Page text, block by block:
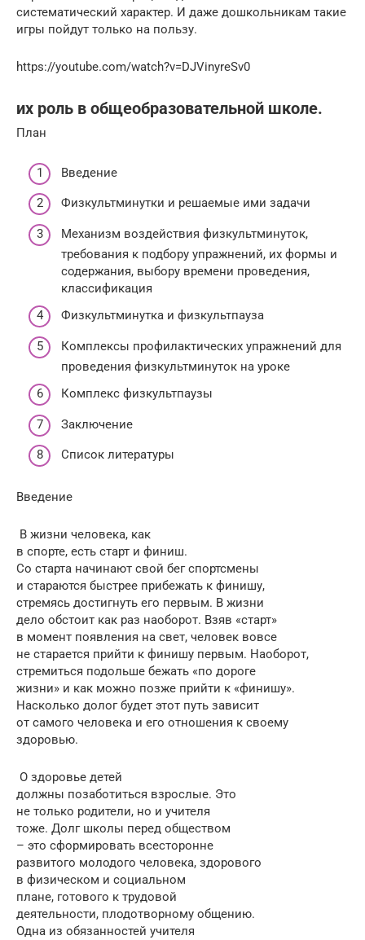
систематический характер. И даже дошкольникам такие
игры пойдут только на пользу.
https://youtube.com/watch?v=DJVinyreSv0
их роль в общеобразовательной школе.
План
Введение
Физкультминутки и решаемые ими задачи
Механизм воздействия физкультминуток,
требования к подбору упражнений, их формы и
содержания, выбору времени проведения,
классификация
Физкультминутка и физкультпауза
Комплексы профилактических упражнений для
проведения физкультминуток на уроке
Комплекс физкультпаузы
Заключение
Список литературы
Введение
В жизни человека, как
в спорте, есть старт и финиш.
Со старта начинают свой бег спортсмены
и стараются быстрее прибежать к финишу,
стремясь достигнуть его первым. В жизни
дело обстоит как раз наоборот. Взяв «старт»
в момент появления на свет, человек вовсе
не старается прийти к финишу первым. Наоборот,
стремиться подольше бежать «по дороге
жизни» и как можно позже прийти к «финишу».
Насколько долог будет этот путь зависит
от самого человека и его отношения к своему
здоровью.
О здоровье детей
должны позаботиться взрослые. Это
не только родители, но и учителя
тоже. Долг школы перед обществом
– это сформировать всесторонне
развитого молодого человека, здорового
в физическом и социальном
плане, готового к трудовой
деятельности, плодотворному общению.
Одна из обязанностей учителя